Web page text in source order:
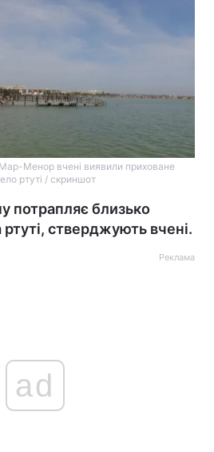
Менор вчені виявили приховане
ртуті / скриншот
потрапляє близько
стверджують вчені.
Реклама
ad